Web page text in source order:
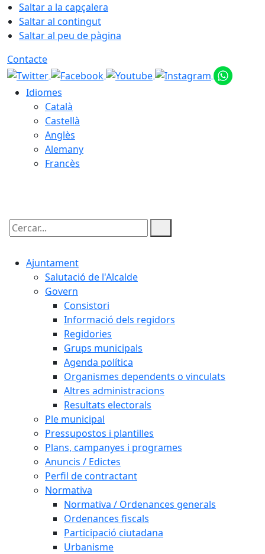
Saltar a la capçalera
Saltar al contingut
Saltar al peu de pàgina
Contacte
Idiomes
Català
Castellà
Anglès
Alemany
Francès
Cercar:
Ajuntament
Salutació de l'Alcalde
Govern
Consistori
Informació dels regidors
Regidories
Grups municipals
Agenda política
Organismes dependents o vinculats
Altres administracions
Resultats electorals
Ple municipal
Pressupostos i plantilles
Plans, campanyes i programes
Anuncis / Edictes
Perfil de contractant
Normativa
Normativa / Ordenances generals
Ordenances fiscals
Participació ciutadana
Urbanisme